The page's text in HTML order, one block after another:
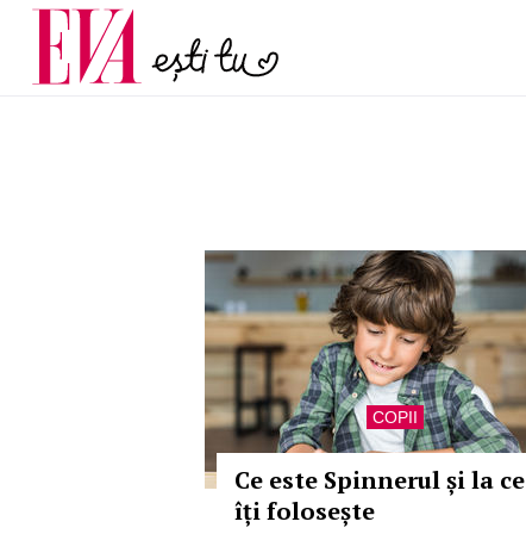
COPII
Ce este Spinnerul și la ce
îți folosește
Carieră
Actualitate